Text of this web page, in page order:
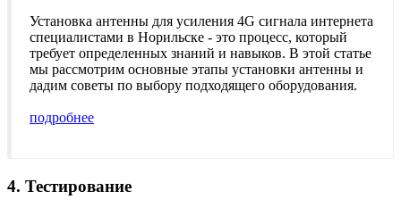
Установка антенны для усиления 4G сигнала интернета
специалистами в Норильске - это процесс, который
требует определенных знаний и навыков. В этой статье
мы рассмотрим основные этапы установки антенны и
дадим советы по выбору подходящего оборудования.
подробнее
4. Тестирование